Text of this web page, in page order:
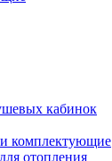
кабинок
комплектующие
отопления